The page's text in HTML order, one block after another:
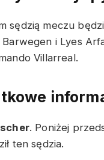
sędzią meczu
i Lyes
Villarreal.
. Poniżej
ten sędzia.